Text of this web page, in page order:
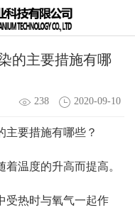
的主要措施有哪
238 2020-09-10
主要措施有哪些？
温度的升高而提高。
受热时与氧气一起作